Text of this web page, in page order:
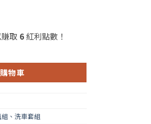
取 6紅利點數！
Paste Wax 14.5 oz. 耐高溫鯊魚蠟 (鯊魚
物車
、洗車套組